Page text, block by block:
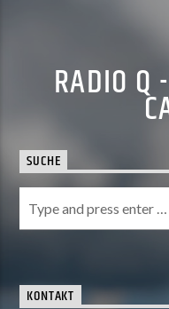
RADIO Q
SUCHE
KONTAKT